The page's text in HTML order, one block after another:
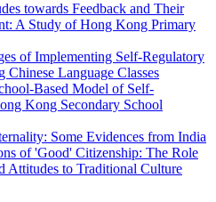
towards Feedback and Their
A Study of Hong Kong Primary
of Implementing Self-Regulatory
Language Classes
Based Model of Self-
Kong Secondary School
Some Evidences from India
of 'Good' Citizenship: The Role
Attitudes to Traditional Culture